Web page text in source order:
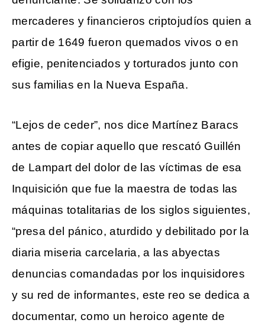
mercaderes y financieros criptojudíos quien a
partir de 1649 fueron quemados vivos o en
efigie, penitenciados y torturados junto con
sus familias en la Nueva España.
“Lejos de ceder”, nos dice Martínez Baracs
antes de copiar aquello que rescató Guillén
de Lampart del dolor de las víctimas de esa
Inquisición que fue la maestra de todas las
máquinas totalitarias de los siglos siguientes,
“presa del pánico, aturdido y debilitado por la
diaria miseria carcelaria, a las abyectas
denuncias comandadas por los inquisidores
y su red de informantes, este reo se dedica a
documentar, como un heroico agente de